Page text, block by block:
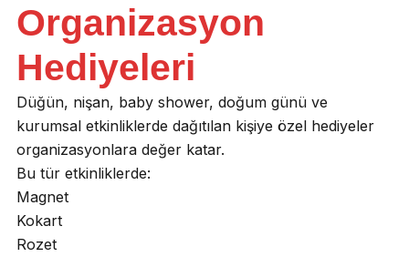
Organizasyon
Hediyeleri
Düğün, nişan, baby shower, doğum günü ve
kurumsal etkinliklerde dağıtılan kişiye özel hediyeler
organizasyonlara değer katar.
Bu tür etkinliklerde:
Magnet
Kokart
Rozet